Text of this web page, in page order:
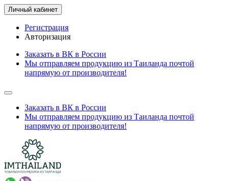
Личный кабинет
Регистрация
Авторизация
Заказать в ВК в России
Мы отправляем продукцию из Таиланда почтой
напрямую от производителя!
Заказать в ВК в России
Мы отправляем продукцию из Таиланда почтой
напрямую от производителя!